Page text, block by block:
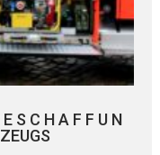
S C H A F F U N